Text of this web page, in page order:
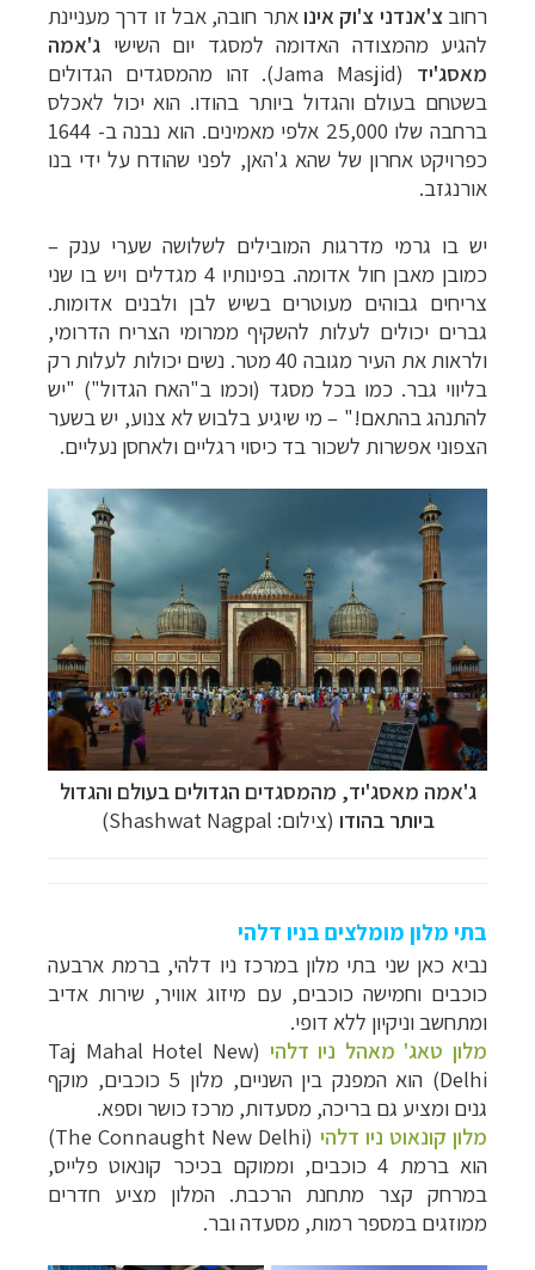
רחובצ'אנדני צ'וק אינואתר חובה, אבל זו דרך מעניינת
להגיע מהמצודה האדומה למסגד יום השישי ג'אמה
מאסג'יד (Jama Masjid). זהו מהמסגדים הגדולים
בשטחם בעולם והגדול ביותר בהודו. הוא יכול לאכלס
ברחבה שלו 25,000 אלפי מאמינים. הוא נבנה ב- 1644
כפרויקט אחרון של שהא ג'האן, לפני שהודח על ידי בנו
אורנגזב.
יש בו גרמי מדרגות המובילים לשלושה שערי ענק –
כמובן מאבן חול אדומה. בפינותיו 4 מגדלים ויש בו שני
צריחים גבוהים מעוטרים בשיש לבן ולבנים אדומות.
גברים יכולים לעלות להשקיף ממרומי הצריח הדרומי,
ולראות את העיר מגובה 40 מטר. נשים יכולות לעלות רק
בליווי גבר. כמו בכל מסגד (וכמו ב"האח הגדול") "יש
להתנהג בהתאם!" – מי שיגיע בלבוש לא צנוע, יש בשער
הצפוני אפשרות לשכור בד כיסוי רגליים ולאחסן נעליים.
ג'אמה מאסג'יד, מהמסגדים הגדולים בעולם והגדול
ביותר בהודו (צילום: Shashwat Nagpal)
בתי מלון מומלצים בניו דלהי
נביא כאן שני בתי מלון במרכז ניו דלהי, ברמת ארבעה
כוכבים וחמישה כוכבים, עם מיזוג אוויר, שירות אדיב
ומתחשב וניקיון ללא דופי.
מלון טאג' מאהל ניו דלהי (
Taj Mahal Hotel New
Delhi
) הוא המפנק בין השניים, מלון 5 כוכבים, מוקף
גנים ומציע גם בריכה, מסעדות, מרכז כושר וספא.
מלון קונאוט ניו דלהי (
The Connaught New Delhi
)
הוא ברמת 4 כוכבים, וממוקם בכיכר קונאוט פלייס,
במרחק קצר מתחנת הרכבת. המלון מציע חדרים
ממוזגים במספר רמות, מסעדה ובר.